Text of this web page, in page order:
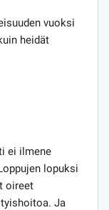
vuoksi
heidät
ei ilmene
lopuksi
oireet
Ja